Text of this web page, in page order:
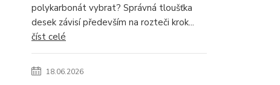
polykarbonát vybrat? Správná tloušťka
desek závisí především na rozteči krok...
číst celé
18.06.2026